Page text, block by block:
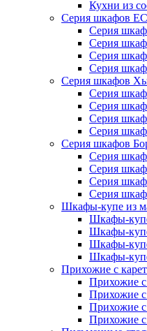
Кухни из
Серия шкафов
Серия
Серия
Серия
Серия
Серия шкафов
Серия
Серия
Серия
Серия
Серия шкафов
Серия
Серия
Серия
Серия
Шкафы-купе из
Шкафы-
Шкафы-
Шкафы-
Шкафы-
Прихожие с
Прихожие с
Прихожие с
Прихожие с
Прихожие с